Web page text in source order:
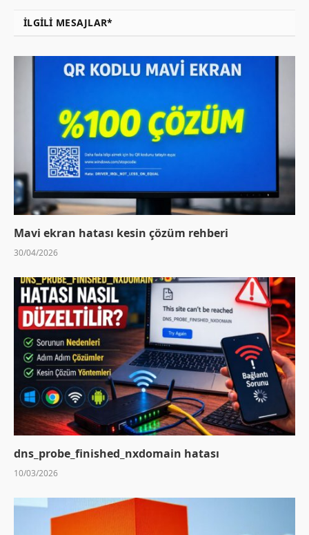
İLGILI MESAJLAR*
Mavi ekran hatası kesin çözüm rehberi
30/04/2026
dns_probe_finished_nxdomain hatası
10/03/2026